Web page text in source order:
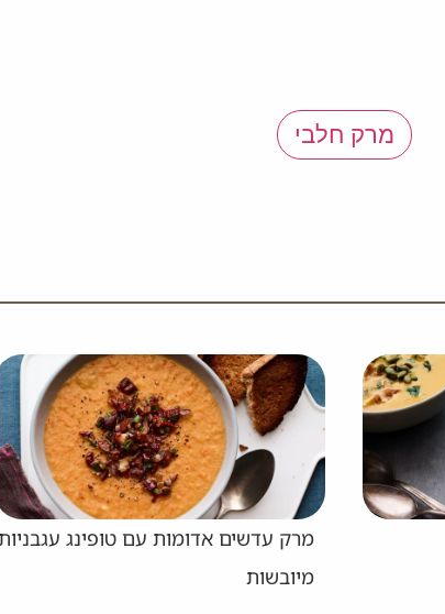
מרק חלבי
עגבניות
מרק אטריות סובה